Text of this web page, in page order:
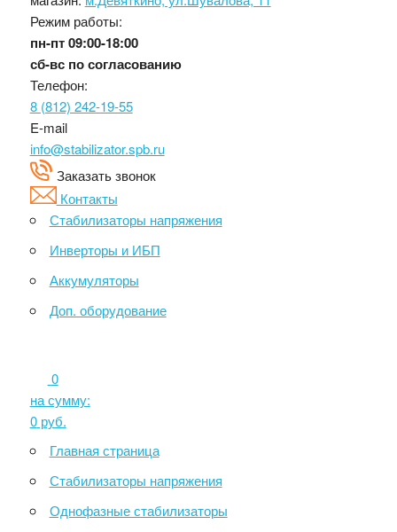
Режим работы:
пн-пт09:00-18:00
сб-вс по согласованию
Телефон:
8 (812) 242-19-55
E-mail
info@stabilizator.spb.ru
Заказать звонок
Контакты
Стабилизаторы напряжения
Инверторы и ИБП
Аккумуляторы
Доп. оборудование
0
на сумму:
0руб.
Главная страница
Стабилизаторы напряжения
Однофазные стабилизаторы